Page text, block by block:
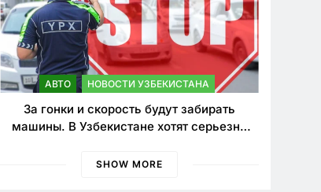
АВТО НОВОСТИ УЗБЕКИСТАНА
За гонки и скорость будут забирать
машины. В Узбекистане хотят серьезно
SHOW MORE